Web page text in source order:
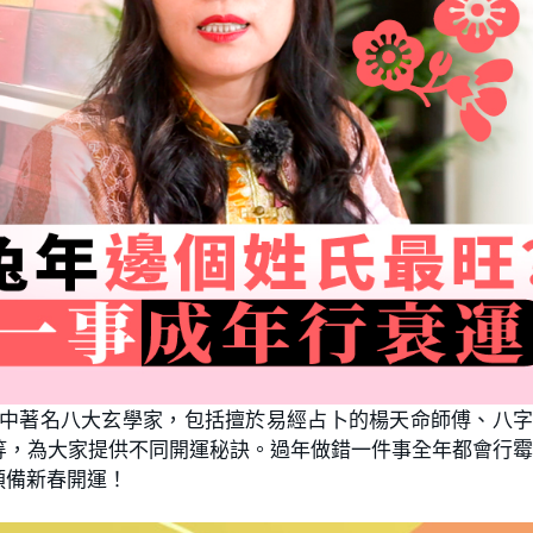
著名八大玄學家，包括擅於易經占卜的楊天命師傅、八
為大家提供不同開運秘訣。過年做錯一件事全年都會行
新春開運！